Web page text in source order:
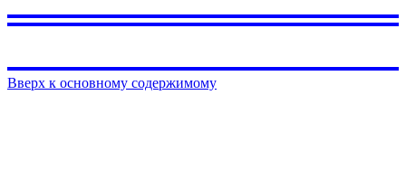
Вверх к основному содержимому